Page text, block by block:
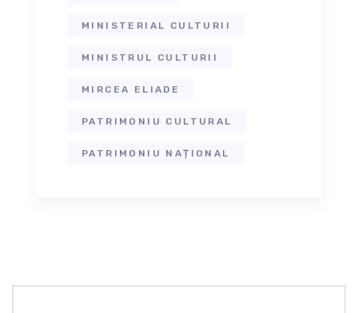
MINISTERIAL CULTURII
MINISTRUL CULTURII
MIRCEA ELIADE
PATRIMONIU CULTURAL
PATRIMONIU NAȚIONAL